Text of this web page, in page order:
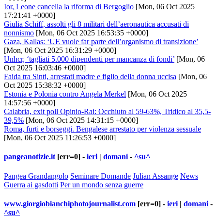
Ior, Leone cancella la riforma di Bergoglio [Mon, 06 Oct 2025
17:21:41 +0000]
Giulia Schiff, assolti gli 8 militari dell’aeronautica accusati di
nonnismo [Mon, 06 Oct 2025 16:53:35 +0000]
Gaza, Kallas: ‘UE vuole far parte dell’organismo di transizione’
[Mon, 06 Oct 2025 16:31:29 +0000]
Unhcr, ‘tagliati 5.000 dipendenti per mancanza di fondi’ [Mon, 06
Oct 2025 16:03:46 +0000]
Faida tra Sinti, arrestati madre e figlio della donna uccisa [Mon, 06
Oct 2025 15:38:32 +0000]
Estonia e Polonia contro Angela Merkel [Mon, 06 Oct 2025
14:57:56 +0000]
Calabria, exit poll Opinio-Rai: Occhiuto al 59-63%, Tridico al 35,5-
39,5% [Mon, 06 Oct 2025 14:31:15 +0000]
Roma, furti e borseggi. Bengalese arrestato per violenza sessuale
[Mon, 06 Oct 2025 11:26:53 +0000]
pangeanotizie.it [err=0] - ieri | domani - ^su^
Pangea Grandangolo Seminare Domande Julian Assange News
Guerra ai gasdotti Per un mondo senza guerre
www.giorgiobianchiphotojournalist.com [err=0] - ieri | domani -
^su^